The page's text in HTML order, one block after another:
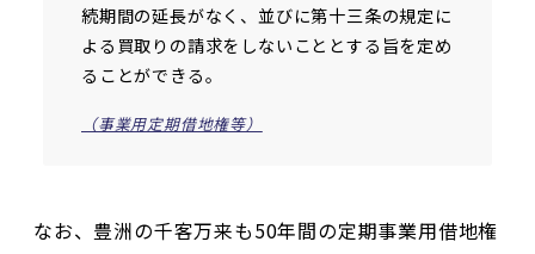
続期間の延長がなく、並びに第十三条の規定に
よる買取りの請求をしないこととする旨を定め
ることができる。
（事業用定期借地権等）
なお、豊洲の千客万来も50年間の定期事業用借地権